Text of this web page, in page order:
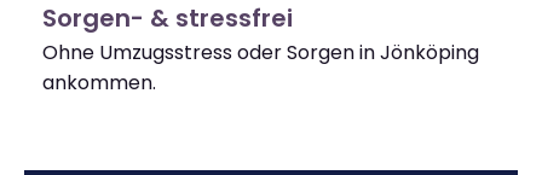
Sorgen- & stressfrei
Ohne Umzugsstress oder Sorgen in Jönköping
ankommen.